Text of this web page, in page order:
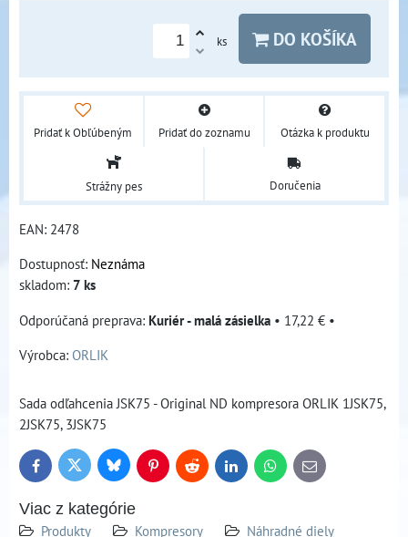
ks DO KOŠÍKA
Pridať k Obľúbeným Pridať do zoznamu Otázka k produktu
Strážny pes Doručenia
EAN: 2478
Dostupnosť: Neznáma
skladom: 7 ks
Kuriér - malá zásielka • 17,22 € •
Výrobca: ORLIK
Sada odľahcenia JSK75 - Original ND kompresora ORLIK 1JSK75,
2JSK75, 3JSK75
FacebookTwitter BlueskyPinterestReddit LinkedInWhatsApp
E-
mail
Viac z kategórie
Produkty
Kompresory
Náhradné diely